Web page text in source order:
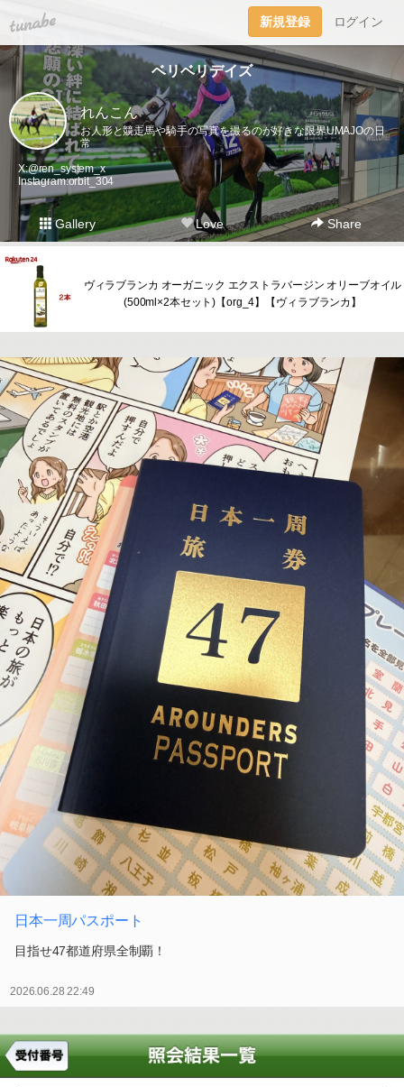
tuna.be 新規登録 ログイン
ベリベリデイズ
れんこん
お人形と競走馬や騎手の写真を撮るのが好きな限界UMAJOの日
常
X:@ren_system_x
Instagram:orbit_304
Gallery Love Share
ヴィラブランカ オーガニック エクストラバージン オリーブオイル
(500ml×2本セット)【org_4】【ヴィラブランカ】
日本一周パスポート
目指せ47都道府県全制覇！
2026.06.28 22:49